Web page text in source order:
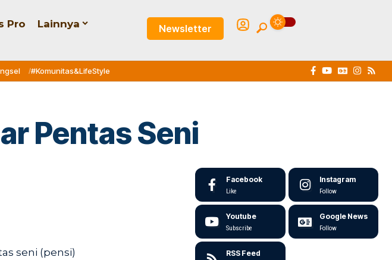
Pro Lainnya Newsletter
#Komunitas&LifeStyle
Pentas Seni
seni (pensi)
Facebook
Like
Instagram
Follow
Youtube
Subscribe
Google News
Follow
RSS Feed